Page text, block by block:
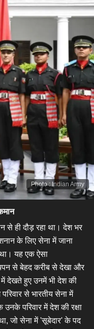
Photo: Indian Army
से ही दौड़ रहा था। देश भर
के लिए सेना में जाना
यह एक ऐसा
से बेहद करीब से देखा और
में देखते हुए उनमें भी देश की
से भारतीय सेना में
उनके परिवार में देश की रक्षा
जो सेना में 'सूबेदार' के पद